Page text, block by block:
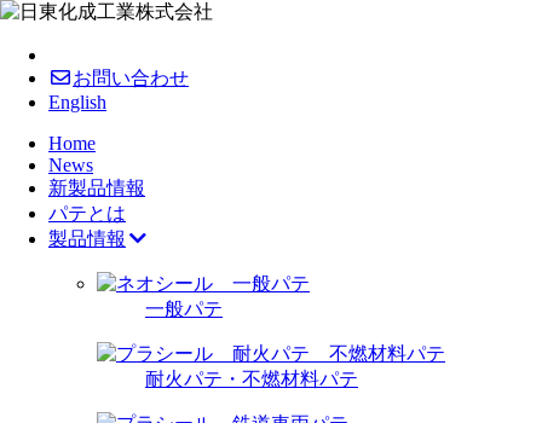
お問い合わせ
English
Home
News
新製品情報
パテとは
製品情報
一般パテ
耐火パテ・不燃材料パテ